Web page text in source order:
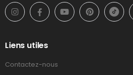
Liens utiles
Contactez-nous